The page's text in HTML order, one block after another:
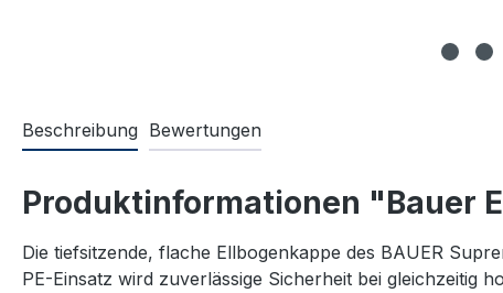
Beschreibung Bewertungen
Produktinformationen "Bauer
Die tiefsitzende, flache Ellbogenkappe des BAUER
PE-Einsatz wird zuverlässige Sicherheit bei gleichzeitig